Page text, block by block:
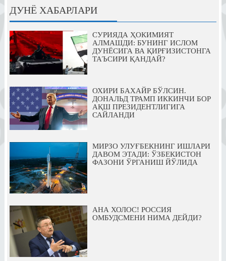
ДУНЁ ХАБАРЛАРИ
СУРИЯДА ҲОКИМИЯТ
АЛМАШДИ: БУНИНГ ИСЛОМ
ДУНЁСИГА ВА ҚИРҒИЗИСТОНГА
ТАЪСИРИ ҚАНДАЙ?
ОХИРИ БАХАЙР БЎЛСИН.
ДОНАЛЬД ТРАМП ИККИНЧИ БОР
АҚШ ПРЕЗИДЕНТЛИГИГА
САЙЛАНДИ
МИРЗО УЛУҒБЕКНИНГ ИШЛАРИ
ДАВОМ ЭТАДИ: ЎЗБЕКИСТОН
ФАЗОНИ ЎРГАНИШ ЙЎЛИДА
АНА ХОЛОС! РОССИЯ
ОМБУДСМЕНИ НИМА ДЕЙДИ?